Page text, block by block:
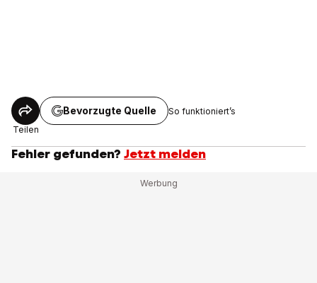
Teilen
Bevorzugte Quelle So funktioniert’s
Fehler gefunden? Jetzt melden